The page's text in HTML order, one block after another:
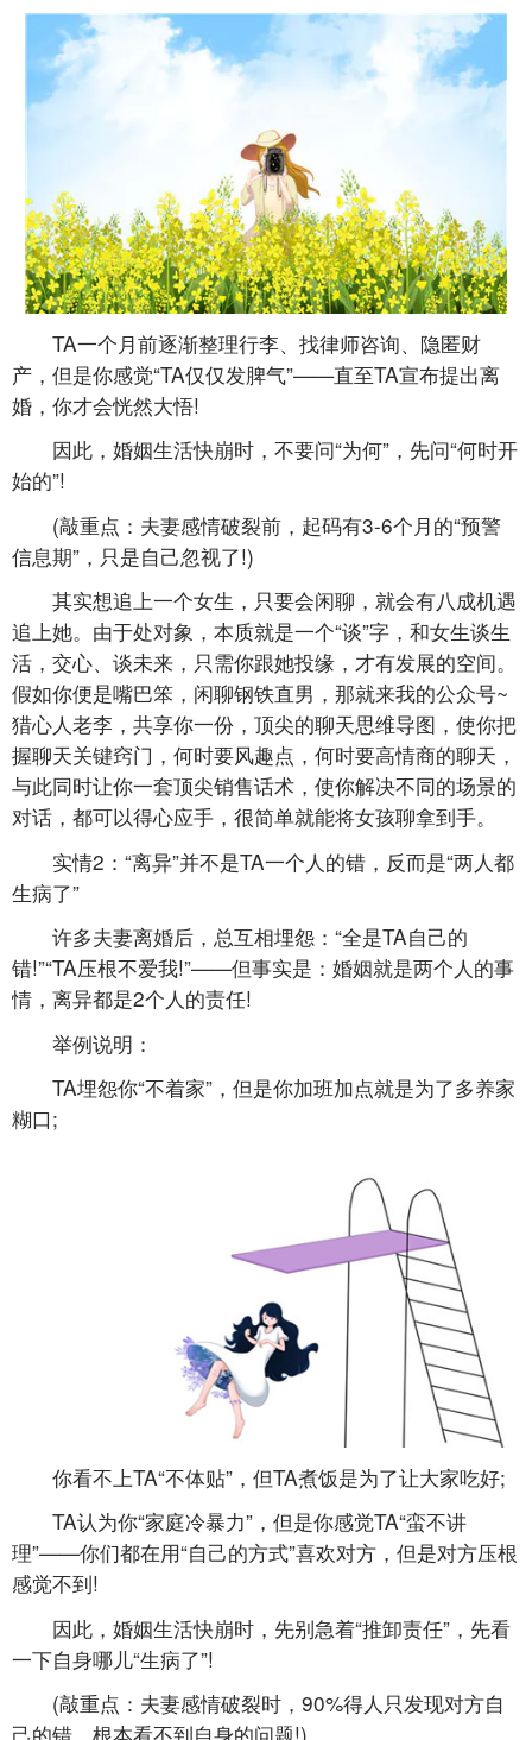
TA一个月前逐渐整理行李、找律师咨询、隐匿财
产，但是你感觉“TA仅仅发脾气”——直至TA宣布提出离
婚，你才会恍然大悟!
因此，婚姻生活快崩时，不要问“为何”，先问“何时开
始的”!
(敲重点：夫妻感情破裂前，起码有3-6个月的“预警
信息期”，只是自己忽视了!)
其实想追上一个女生，只要会闲聊，就会有八成机遇
追上她。由于处对象，本质就是一个“谈”字，和女生谈生
活，交心、谈未来，只需你跟她投缘，才有发展的空间。
假如你便是嘴巴笨，闲聊钢铁直男，那就来我的公众号~
猎心人老李，共享你一份，顶尖的聊天思维导图，使你把
握聊天关键窍门，何时要风趣点，何时要高情商的聊天，
与此同时让你一套顶尖销售话术，使你解决不同的场景的
对话，都可以得心应手，很简单就能将女孩聊拿到手。
实情2：“离异”并不是TA一个人的错，反而是“两人都
生病了”
许多夫妻离婚后，总互相埋怨：“全是TA自己的
错!”“TA压根不爱我!”——但事实是：婚姻就是两个人的事
情，离异都是2个人的责任!
举例说明：
TA埋怨你“不着家”，但是你加班加点就是为了多养家
糊口;
你看不上TA“不体贴”，但TA煮饭是为了让大家吃好;
TA认为你“家庭冷暴力”，但是你感觉TA“蛮不讲
理”——你们都在用“自己的方式”喜欢对方，但是对方压根
感觉不到!
因此，婚姻生活快崩时，先别急着“推卸责任”，先看
一下自身哪儿“生病了”!
(敲重点：夫妻感情破裂时，90%得人只发现对方自
己的错，根本看不到自身的问题!)